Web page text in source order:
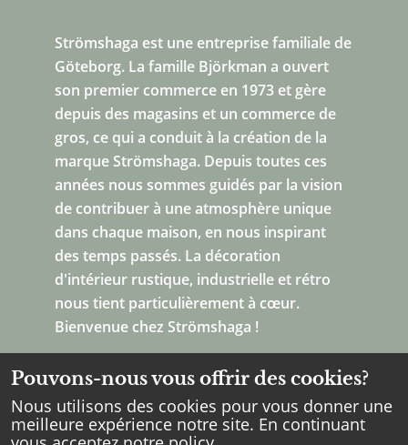
Strömshaga est une entreprise familiale de
Göteborg. La famille Björkman a ouvert
son premier commerce en 1973 et gère
depuis des magasins et un commerce de
gros, ce qui a conduit à la création de la
marque Strömshaga. Depuis toutes ces
années nous sommes guidés par la vision
de contribuer à une atmosphère unique
dans chaque maison, en nous inspirant
des temps passés. La décoration
d'intérieur rustique, industrielle et rétro
nous tient particulièrement à cœur.
Bienvenue chez Strömshaga !
Pouvons-nous vous offrir des cookies?
Nous utilisons des cookies pour vous donner une
meilleure expérience notre site. En continuant